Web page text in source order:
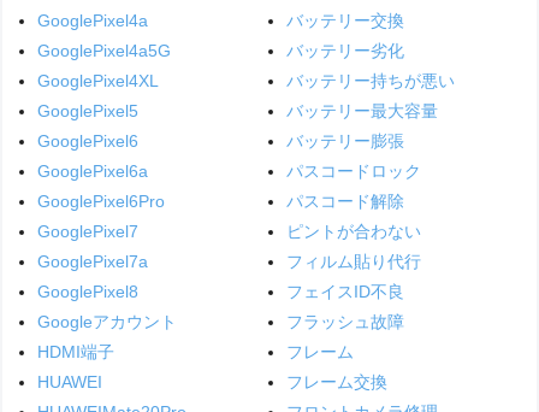
GooglePixel4a
GooglePixel4a5G
GooglePixel4XL
GooglePixel5
GooglePixel6
GooglePixel6a
GooglePixel6Pro
GooglePixel7
GooglePixel7a
GooglePixel8
Googleアカウント
HDMI端子
HUAWEI
バッテリー交換
バッテリー劣化
バッテリー持ちが悪い
バッテリー最大容量
バッテリー膨張
パスコードロック
パスコード解除
ピントが合わない
フィルム貼り代行
フェイスID不良
フラッシュ故障
フレーム
フレーム交換